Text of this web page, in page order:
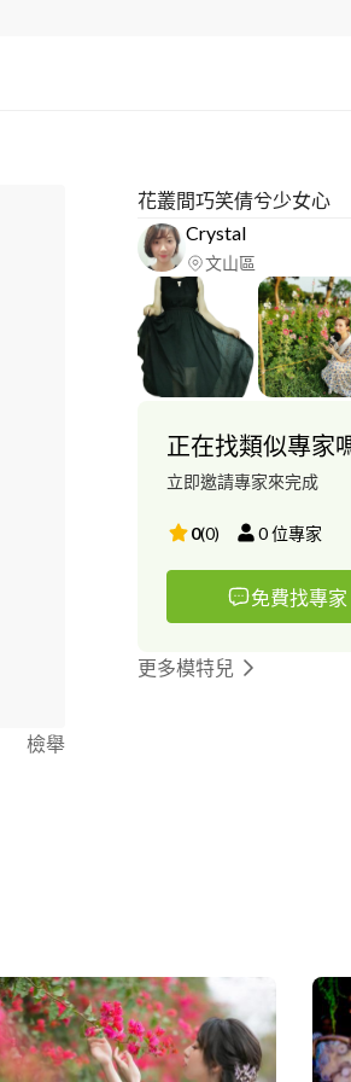
檢舉
花叢間巧笑倩兮少女心
Crystal
文山區
正在找類似專家
立即邀請專家來完成
0(0) 0位專家
免費找專家
更多模特兒